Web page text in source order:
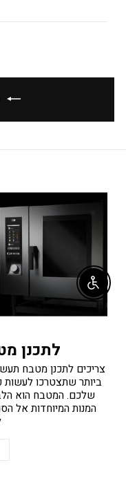
לתכנן
צריכים לתכנן מטבח
ביותר שתצטרכו
שלכם. המטבח הוא
המנות המיוחדות אל
Enable accessibility